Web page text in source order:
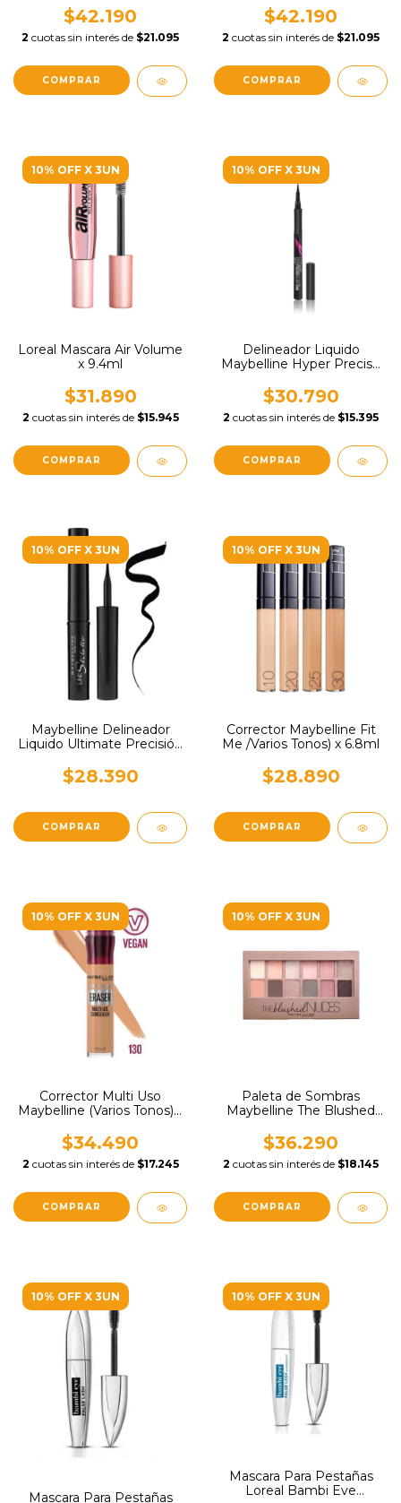
$42.190
2 cuotas sin interés de $21.095
$42.190
2 cuotas sin interés de $21.095
10% OFF X 3UN
Loreal Mascara Air Volume
x 9.4ml
$31.890
2 cuotas sin interés de $15.945
10% OFF X 3UN
Delineador Liquido
Maybelline Hyper Precise
$30.790
2 cuotas sin interés de $15.395
10% OFF X 3UN
Maybelline Delineador
Liquido Ultimate Precisión
$28.390
10% OFF X 3UN
Corrector Maybelline Fit
Me /Varios Tonos) x 6.8ml
$28.890
COMPRAR
10% OFF X 3UN
Corrector Multi Uso
Maybelline (Varios Tonos) x
$34.490
2 cuotas sin interés de $17.245
COMPRAR
10% OFF X 3UN
Paleta de Sombras
Maybelline The Blushed
$36.290
2 cuotas sin interés de $18.145
10% OFF X 3UN
Mascara Para Pestañas
10% OFF X 3UN
Mascara Para Pestañas
Loreal Bambi Eve